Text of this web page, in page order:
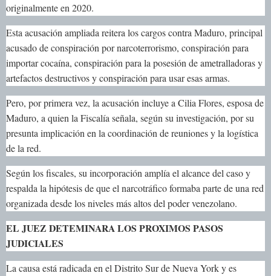
originalmente en 2020.
Esta acusación ampliada reitera los cargos contra Maduro, principal
acusado de conspiración por narcoterrorismo, conspiración para
importar cocaína, conspiración para la posesión de ametralladoras y
artefactos destructivos y conspiración para usar esas armas.
Pero, por primera vez, la acusación incluye a Cilia Flores, esposa de
Maduro, a quien la Fiscalía señala, según su investigación, por su
presunta implicación en la coordinación de reuniones y la logística
de la red.
Según los fiscales, su incorporación amplía el alcance del caso y
respalda la hipótesis de que el narcotráfico formaba parte de una red
organizada desde los niveles más altos del poder venezolano.
EL JUEZ DETEMINARA LOS PROXIMOS PASOS
JUDICIALES
La causa está radicada en el Distrito Sur de Nueva York y es